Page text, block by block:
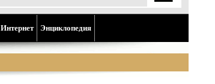
Интернет Энциклопедия